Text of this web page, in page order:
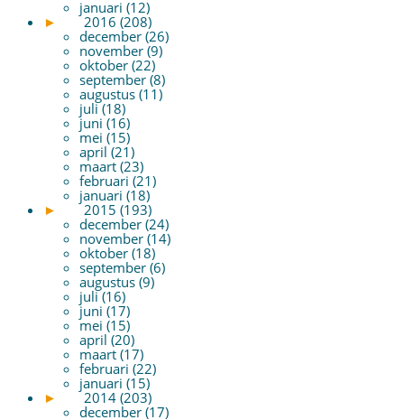
januari (12)
►
2016 (208)
december (26)
november (9)
oktober (22)
september (8)
augustus (11)
juli (18)
juni (16)
mei (15)
april (21)
maart (23)
februari (21)
januari (18)
►
2015 (193)
december (24)
november (14)
oktober (18)
september (6)
augustus (9)
juli (16)
juni (17)
mei (15)
april (20)
maart (17)
februari (22)
januari (15)
►
2014 (203)
december (17)